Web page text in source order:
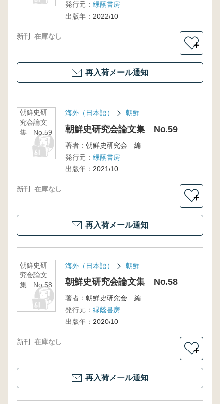
発行元： 緑蔭書房
出版年： 2022/10
新刊 在庫なし
＋
再入荷メール通知
朝鮮史研
究会論文
集 No.59
海外（日本語） 朝鮮
朝鮮史研究会論文集 No.59
著者： 朝鮮史研究会 編
発行元： 緑蔭書房
出版年： 2021/10
新刊 在庫なし
＋
再入荷メール通知
朝鮮史研
究会論文
集 No.58
海外（日本語） 朝鮮
朝鮮史研究会論文集 No.58
著者： 朝鮮史研究会 編
発行元： 緑蔭書房
出版年： 2020/10
新刊 在庫なし
＋
再入荷メール通知